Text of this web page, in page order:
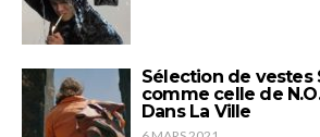
Sélection de vestes
comme celle de
Dans La Ville